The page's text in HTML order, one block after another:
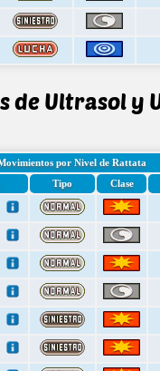
de Ultrasol y
por Nivel de Rattata
Tipo Clase